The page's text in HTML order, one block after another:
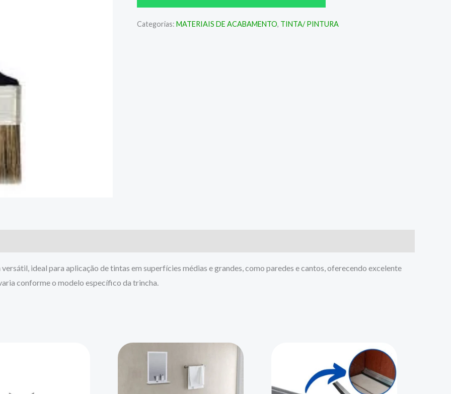
Categorias: MATERIAIS DE ACABAMENTO, TINTA/ PINTURA
ideal para aplicação de tintas em superfícies médias e grandes, como paredes e cantos, oferecendo excelente
conforme o modelo específico da trincha.